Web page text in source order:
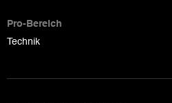
Pro-Bereich
Technik